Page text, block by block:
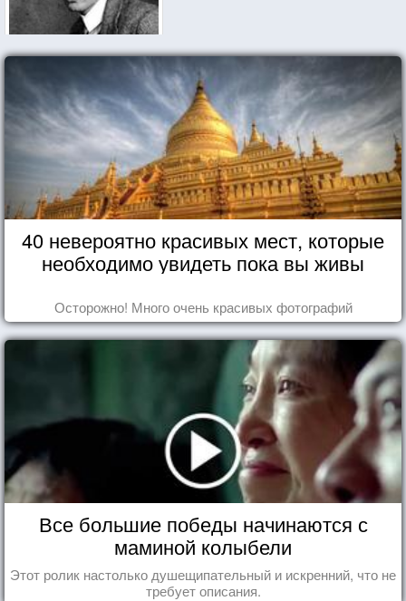
40 невероятно красивых мест, которые
необходимо увидеть пока вы живы
Осторожно! Много очень красивых фотографий
Все большие победы начинаются с
маминой колыбели
Этот ролик настолько душещипательный и искренний, что не
требует описания.